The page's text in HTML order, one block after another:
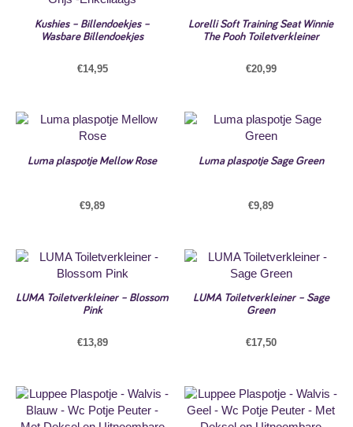
Kushies – Billendoekjes –
Wasbare Billendoekjes
€14,95
Lorelli Soft Training Seat Winnie
The Pooh Toiletverkleiner
€20,99
Luma plaspotje Mellow Rose
€9,89
Luma plaspotje Sage Green
€9,89
LUMA Toiletverkleiner – Blossom
Pink
€13,89
LUMA Toiletverkleiner – Sage
Green
€17,50